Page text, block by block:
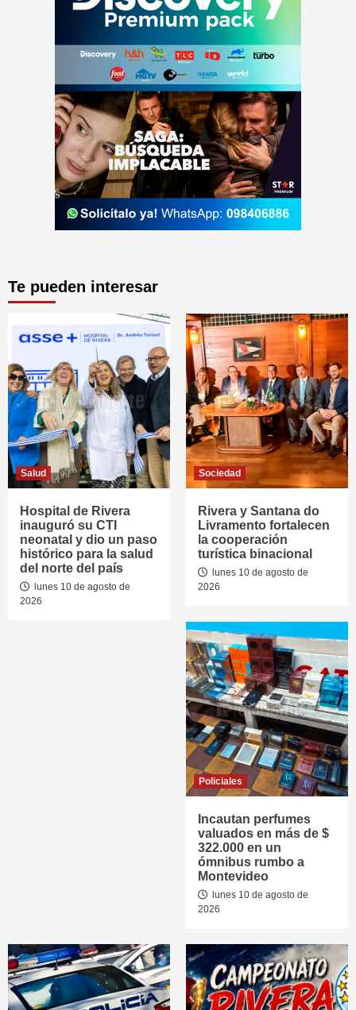
Te pueden interesar
Salud
Hospital de Rivera
inauguró su CTI
neonatal y dio un paso
histórico para la salud
del norte del país
lunes 10 de agosto de
2026
Sociedad
Rivera y Santana do
Livramento fortalecen
la cooperación
turística binacional
lunes 10 de agosto de
2026
Policiales
Incautan perfumes
valuados en más de $
322.000 en un
ómnibus rumbo a
Montevideo
lunes 10 de agosto de
2026